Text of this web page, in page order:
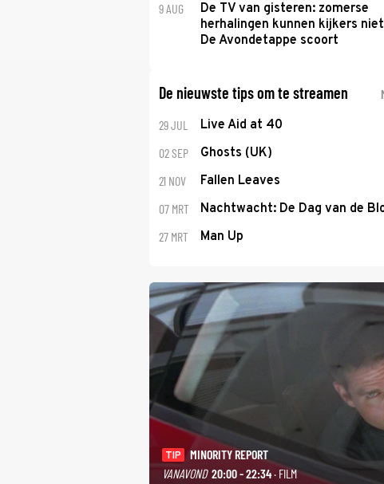
9 AUG
De TV van gisteren: zomerse
herhalingen kunnen kijkers
De Avondetappe scoort
De nieuwste tips om te streamen
29 JUL Live Aid at 40
02 SEP Ghosts (UK)
21 NOV Fallen Leaves
07 MRT Nachtwacht: De Dag van de
27 MRT Man Up
TIP
MINORITY REPORT
VANAVOND 20:00 - 22:34· FILM